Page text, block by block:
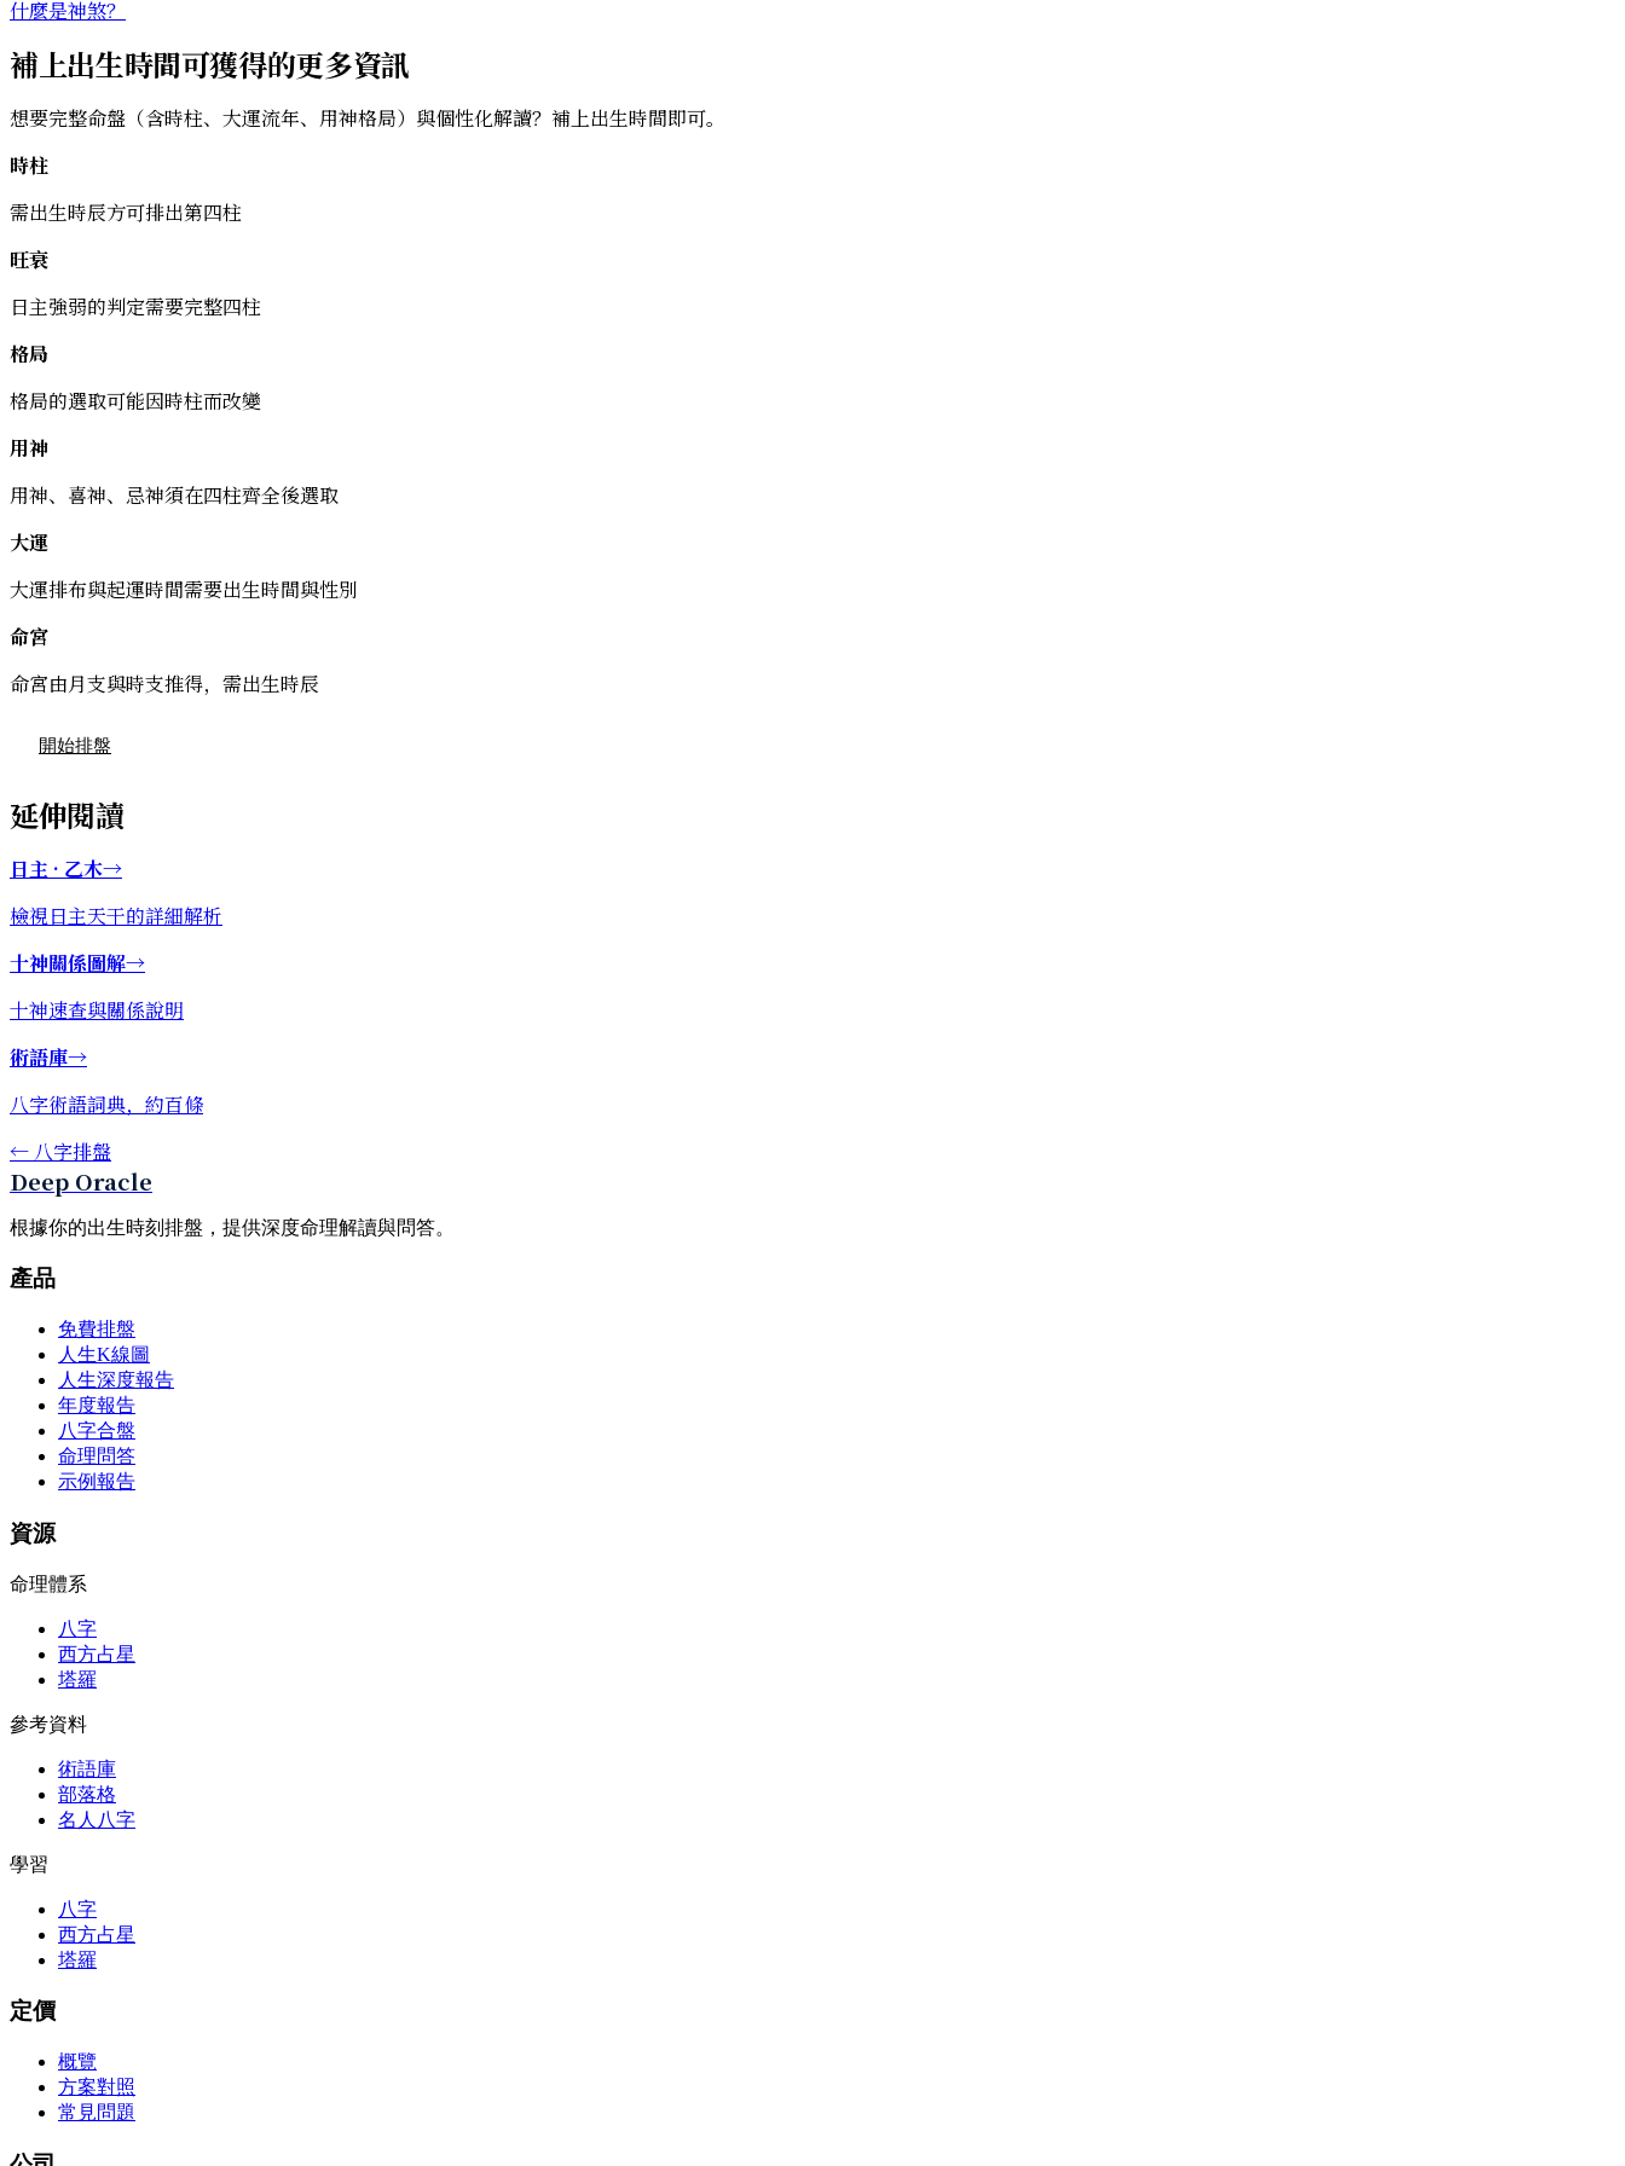
什麼是神煞？
補上出生時間可獲得的更多資訊
想要完整命盤（含時柱、大運流年、用神格局）與個性化解讀？補上出生時間即可。
時柱
需出生時辰方可排出第四柱
旺衰
日主強弱的判定需要完整四柱
格局
格局的選取可能因時柱而改變
用神
用神、喜神、忌神須在四柱齊全後選取
大運
大運排布與起運時間需要出生時間與性別
命宮
命宮由月支與時支推得，需出生時辰
開始排盤
延伸閱讀
日主 · 乙木→
檢視日主天干的詳細解析
十神關係圖解→
十神速查與關係說明
術語庫→
八字術語詞典，約百條
← 八字排盤
Deep Oracle
根據你的出生時刻排盤，提供深度命理解讀與問答。
產品
免費排盤
人生K線圖
人生深度報告
年度報告
八字合盤
命理問答
示例報告
資源
命理體系
八字
西方占星
塔羅
參考資料
術語庫
部落格
名人八字
學習
八字
西方占星
塔羅
定價
概覽
方案對照
常見問題